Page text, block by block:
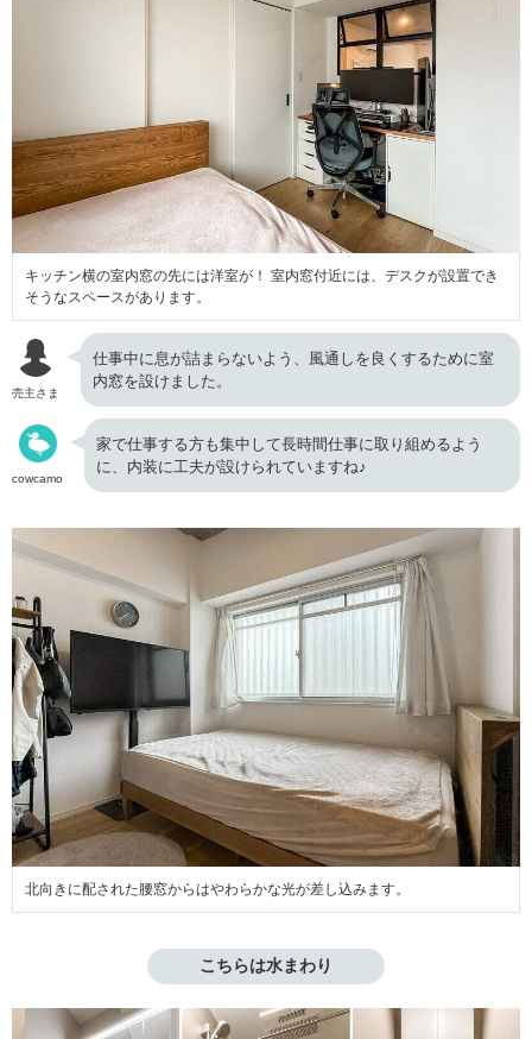
キッチン横の室内窓の先には洋室が！ 室内窓付近には、デスクが設置でき
そうなスペースがあります。
売主さま
仕事中に息が詰まらないよう、風通しを良くするために室
内窓を設けました。
cowcamo
家で仕事する方も集中して長時間仕事に取り組めるよう
に、内装に工夫が設けられていますね♪
北向きに配された腰窓からはやわらかな光が差し込みます。
こちらは水まわり